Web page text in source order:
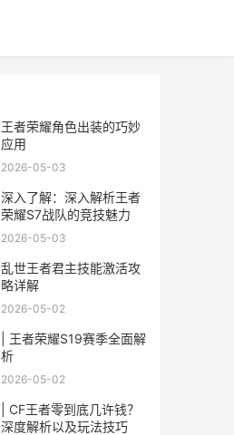
王者荣耀角色出装的巧妙
应用
2026-05-03
深入了解：深入解析王者
荣耀S7战队的竞技魅力
2026-05-03
乱世王者君主技能激活攻
略详解
2026-05-02
| 王者荣耀S19赛季全面解
析
2026-05-02
| CF王者零到底几许钱？
深度解析以及玩法技巧